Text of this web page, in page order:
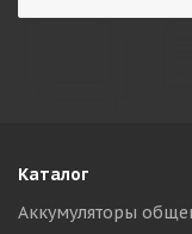
Каталог
Аккумуляторы